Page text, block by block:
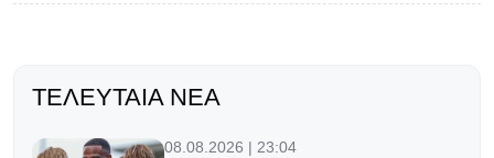
ΤΕΛΕΥΤΑΊΑ ΝΈΑ
08.08.2026 | 23:04